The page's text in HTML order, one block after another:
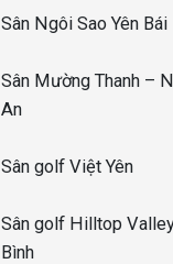
Sân Ngôi Sao Yên Bái
Sân Mường Thanh –
An
Sân golf Việt Yên
Sân golf Hilltop
Bình